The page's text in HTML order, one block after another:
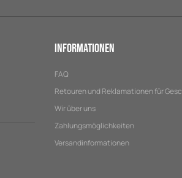
Informationen
FAQ
Retouren und Reklamationen für
Wir über uns
Zahlungsmöglichkeiten
Versandinformationen